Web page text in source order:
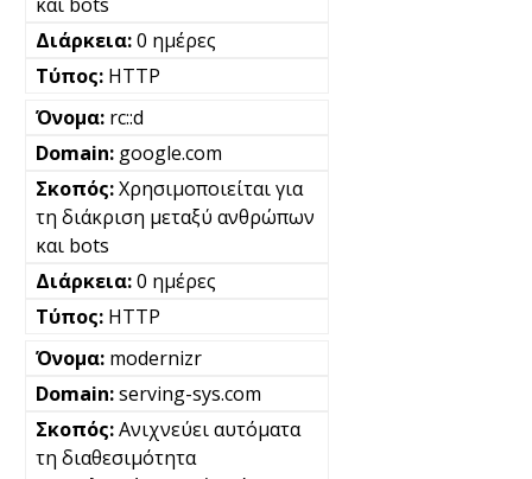
0 ημέρες
HTTP
rc::d
google.com
Χρησιμοποιείται για
τη διάκριση μεταξύ ανθρώπων
και bots
0 ημέρες
HTTP
modernizr
serving-sys.com
Ανιχνεύει αυτόματα
τη διαθεσιμότητα